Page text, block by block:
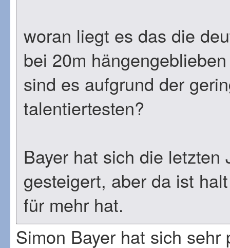
woran liegt es das die
bei 20m
sind es aufgrund der
talentiertesten?
Bayer hat sich die
gesteigert, aber da ist
für mehr hat.
Simon Bayer hat sich